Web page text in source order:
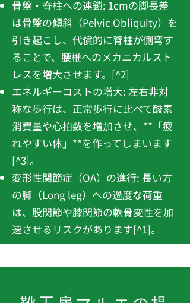
骨盤・脊柱への連鎖: 1cmの脚長差
は骨盤の傾斜（Pelvic Obliquity）を
引き起こし、代償的に脊柱が側弯す
ることで、腰椎へのメカニカルスト
レスを増大させます。[^2]
エネルギーコストの増大: 左右非対
称な歩行は、正常歩行に比べて酸素
消費量や心拍数を増加させ、**「疲
れやすい体」**を作ってしまいます
[^3]。
変形性関節症（OA）の進行: 長い方
の脚（Long leg）への過度な荷重
は、股関節や膝関節の軟骨変性を加
速させるリスクがあります[^1]。